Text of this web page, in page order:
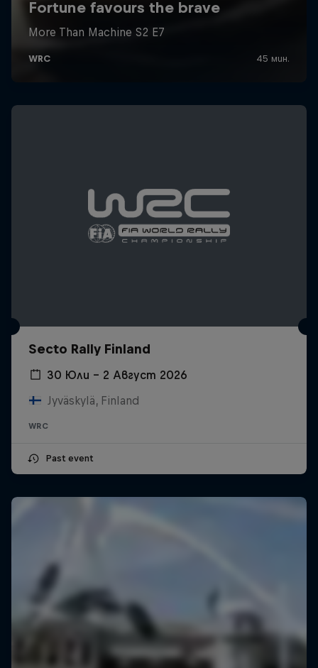
Secto Rally Finland
30 Юли – 2 Август 2026
Jyväskylä, Finland
WRC
Past event